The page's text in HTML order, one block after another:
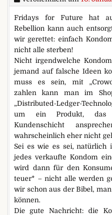
Fridays for Future hat
Rebellion kann auch
wir gerettet: einfach
nicht alle sterben!
Nicht irgendwelche
jemand auf falsche Ideen
muss es sein, mit
zahlen kann man im
„Distributed-Ledger-
um ein Produkt, das
Kundenschicht
wahrscheinlich eher nicht
Sei es wie es sei, natürlich
jedes verkaufte Kondom
wird dann für den
teuer* – nicht alle werden
wir schon aus der Bibel,
können.
Die gute Nachricht: die